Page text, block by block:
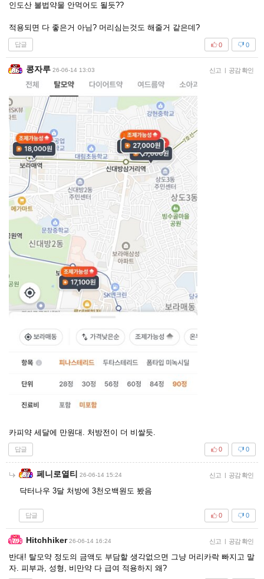
인도산 불법약물 안먹어도 될듯??
적용되면 다 좋은거 아님? 머리심는것도 해줄거 같은데?
답글 0
0
콩자루 26-06-14 13:03 신고 | 공감 확인
카피약 세달에 만원대. 처방전이 더 비쌀듯.
답글 0
0
페니로열티 26-06-14 15:24 신고 | 공감 확인
닥터나우 3달 처방에 3천오백원도 봤음
답글 0
0
Hitchhiker 26-06-14 16:24 신고 | 공감 확인
반대! 탈모약 정도의 금액도 부담할 생각없으면 그냥 머리카락 빠지고 말
자. 피부과, 성형, 비만약 다 급여 적용하지 왜?